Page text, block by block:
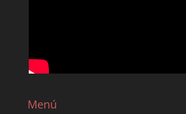
Menú